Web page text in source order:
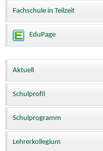
Fachschule in Teilzeit
EduPage
Aktuell
Schulprofil
Schulprogramm
Lehrerkollegium